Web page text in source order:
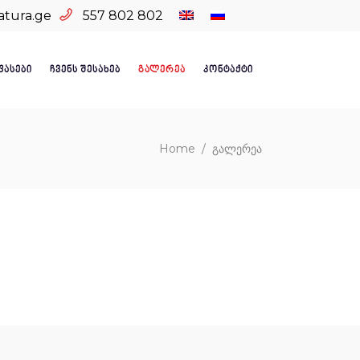
557 802 802
ᲩᲕᲔᲜᲡ ᲨᲔᲡᲐᲮᲔᲑ ᲒᲐᲚᲔᲠᲔᲐ ᲙᲝᲜᲢᲐᲥᲢᲘ
Home / გალერეა